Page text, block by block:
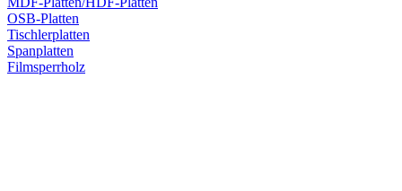
OSB-Platten
Tischlerplatten
Spanplatten
Filmsperrholz